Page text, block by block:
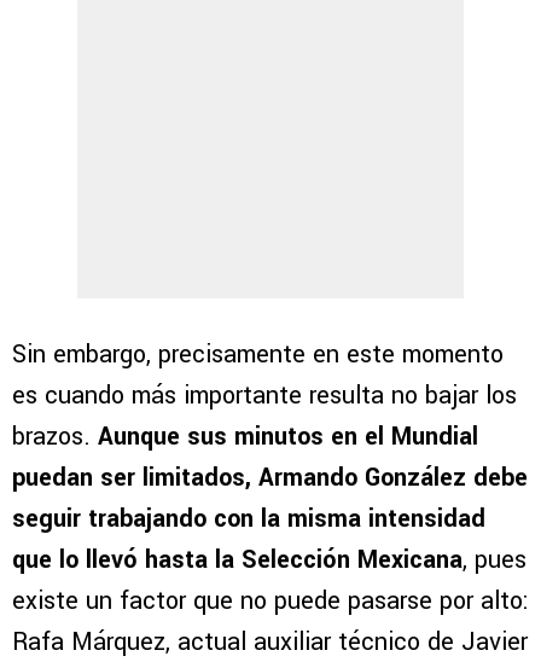
Sin embargo, precisamente en este momento
es cuando más importante resulta no bajar los
brazos. Aunque sus minutos en el Mundial
puedan ser limitados, Armando González debe
seguir trabajando con la misma intensidad
que lo llevó hasta la Selección Mexicana, pues
existe un factor que no puede pasarse por alto:
Rafa Márquez, actual auxiliar técnico de Javier